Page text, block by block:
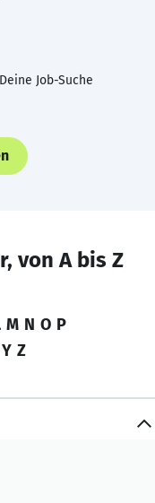
Job-Suche
von A bis Z
M N O P
Y Z